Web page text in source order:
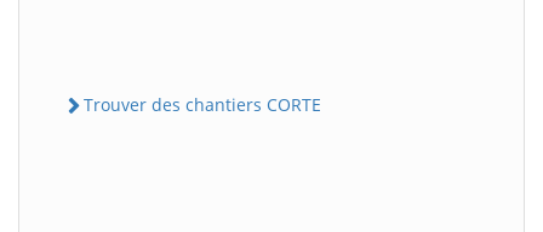
Trouver des chantiers CORTE